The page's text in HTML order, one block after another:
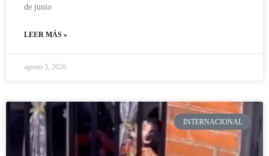
de junio
LEER MÁS »
agosto 5, 2026
INTERNACIONAL